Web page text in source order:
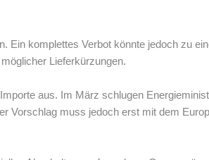
Ein komplettes Verbot könnte jedoch zu
Lieferkürzungen.
aus. Im März schlugen
Vorschlag muss jedoch erst mit dem